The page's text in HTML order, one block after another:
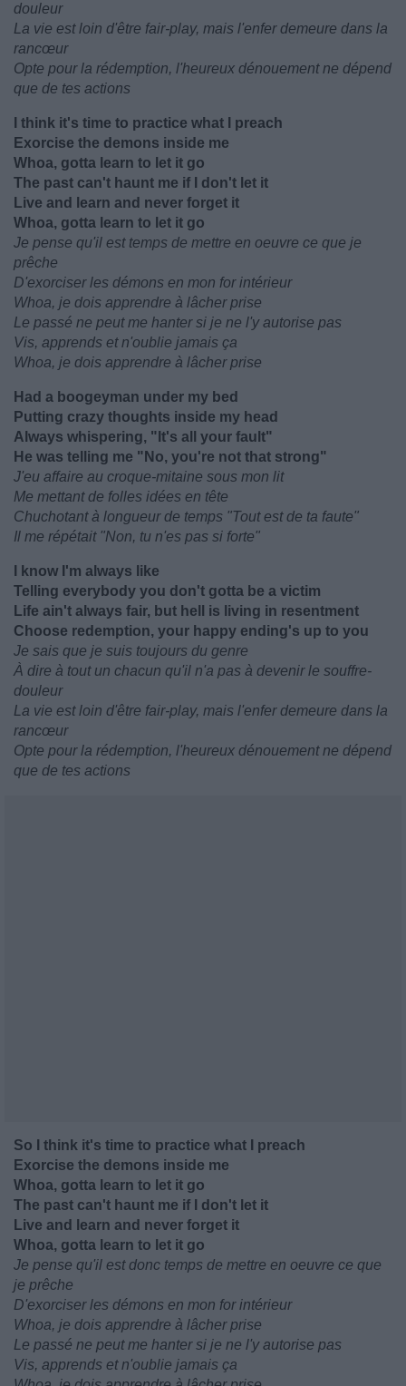
douleur
La vie est loin d'être fair-play, mais l'enfer demeure dans la
rancœur
Opte pour la rédemption, l'heureux dénouement ne dépend
que de tes actions
I think it's time to practice what I preach
Exorcise the demons inside me
Whoa, gotta learn to let it go
The past can't haunt me if I don't let it
Live and learn and never forget it
Whoa, gotta learn to let it go
Je pense qu'il est temps de mettre en oeuvre ce que je
prêche
D'exorciser les démons en mon for intérieur
Whoa, je dois apprendre à lâcher prise
Le passé ne peut me hanter si je ne l'y autorise pas
Vis, apprends et n'oublie jamais ça
Whoa, je dois apprendre à lâcher prise
Had a boogeyman under my bed
Putting crazy thoughts inside my head
Always whispering, "It's all your fault"
He was telling me "No, you're not that strong"
J'eu affaire au croque-mitaine sous mon lit
Me mettant de folles idées en tête
Chuchotant à longueur de temps "Tout est de ta faute"
Il me répétait "Non, tu n'es pas si forte"
I know I'm always like
Telling everybody you don't gotta be a victim
Life ain't always fair, but hell is living in resentment
Choose redemption, your happy ending's up to you
Je sais que je suis toujours du genre
À dire à tout un chacun qu'il n'a pas à devenir le souffre-
douleur
La vie est loin d'être fair-play, mais l'enfer demeure dans la
rancœur
Opte pour la rédemption, l'heureux dénouement ne dépend
que de tes actions
So I think it's time to practice what I preach
Exorcise the demons inside me
Whoa, gotta learn to let it go
The past can't haunt me if I don't let it
Live and learn and never forget it
Whoa, gotta learn to let it go
Je pense qu'il est donc temps de mettre en oeuvre ce que
je prêche
D'exorciser les démons en mon for intérieur
Whoa, je dois apprendre à lâcher prise
Le passé ne peut me hanter si je ne l'y autorise pas
Vis, apprends et n'oublie jamais ça